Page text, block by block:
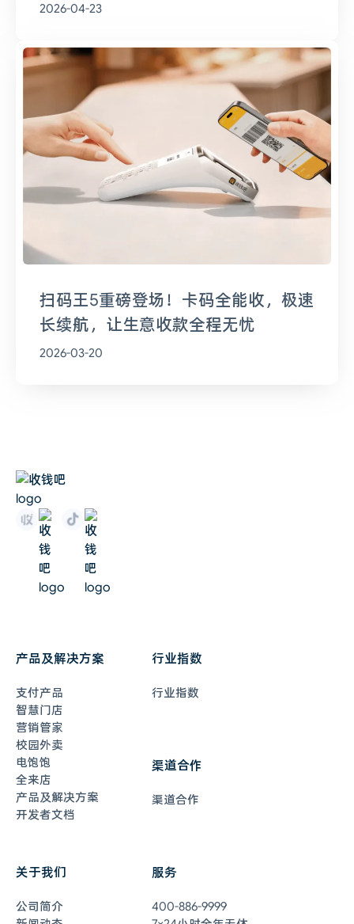
2026-04-23
扫码王5重磅登场！卡码全能收，极速
长续航，让生意收款全程无忧
2026-03-20
产品及解决方案
支付产品
智慧门店
营销管家
校园外卖
电饱饱
全来店
产品及解决方案
开发者文档
行业指数
行业指数
渠道合作
渠道合作
关于我们
公司简介
服务
400-886-9999
7×24小时全年无休
联系客服